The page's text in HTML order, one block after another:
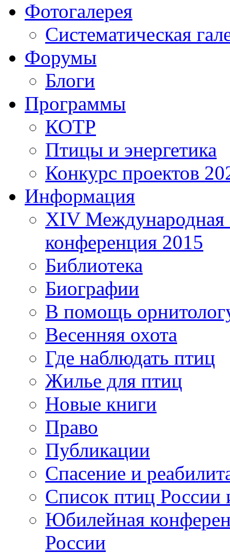
Фотогалерея
Систематическая
Форумы
Блоги
Программы
КОТР
Птицы и энергетика
Конкурс проектов
Информация
XIV Международная
конференция 2015
Библиотека
Биографии
В помощь
Весенняя охота
Где наблюдать птиц
Жилье для птиц
Новые книги
Право
Публикации
Спасение и
Список птиц России
Юбилейная
России